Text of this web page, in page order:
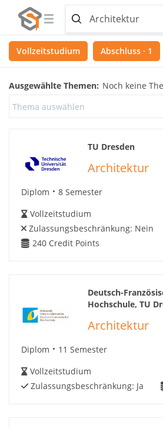
Vollzeitstudium Abschluss · 1
Ausgewählte Themen: Noch keine
Thema auswählen
TU Dresden
Architektur
Diplom
8 Semester
Vollzeitstudium
Zulassungsbeschränkung: Nein
240 Credit Points
Deutsch-
Hochschule, TU
Architektur
Diplom
11 Semester
Vollzeitstudium
Zulassungsbeschränkung: Ja